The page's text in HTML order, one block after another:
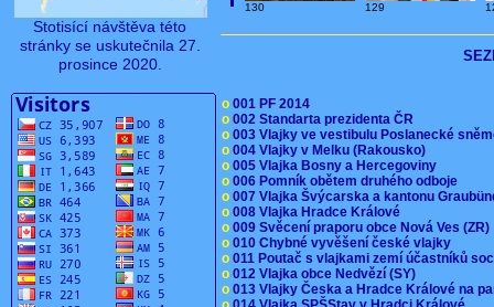
Stotisící návštěva této
stránky se uskutečnila 27.
prosince 2020.
130 129
o 001 PF 2014
o 002 Standarta prezidenta ČR
o 003 Vlajky ve vestibulu Poslanecké
o 004 Vlajky v Melku (Rakousko)
o 005 Vlajka Bosny a Hercegoviny
o 006 Pomník obětem druhého odboje
o 007 Vlajka Švýcarska a kantonu
o 008 Vlajka Hradce Králové
o 009 Svěcení praporu obce Nová Ves
o 010 Chybné vyvěšení české vlajky
o 011 Poutač s vlajkami zemí účastníků
o 012 Vlajka obce Nedvězí (SY)
o 013 Vlajky Česka a Hradce Králové na